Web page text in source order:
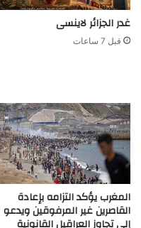
غدر الجزائر لاينسى
قبل 7 ساعات
المغرب يؤكد التزامه بإعادة
القاصرين غير المرفوقين ويدعو
إلى تجاوز العراقيل القانونية